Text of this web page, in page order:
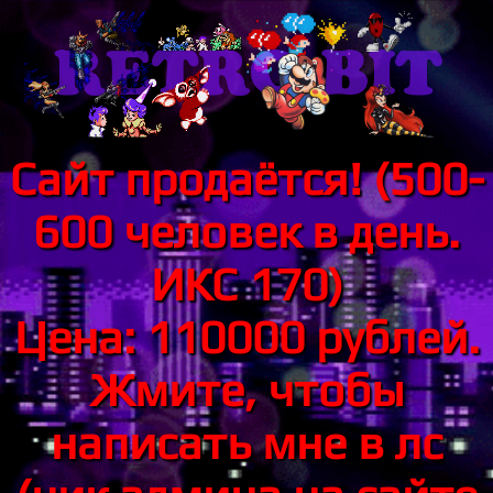
Сайт продаётся! (500-
600 человек в день.
ИКС 170)
Цена: 110000 рублей.
Жмите, чтобы
написать мне в лс